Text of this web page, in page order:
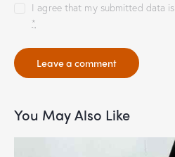
I agree that my submitted data
*
You May Also Like